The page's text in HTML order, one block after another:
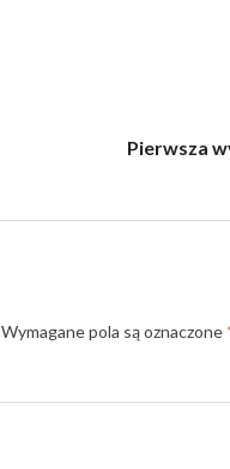
Pierwsza
Wymagane pola są oznaczone